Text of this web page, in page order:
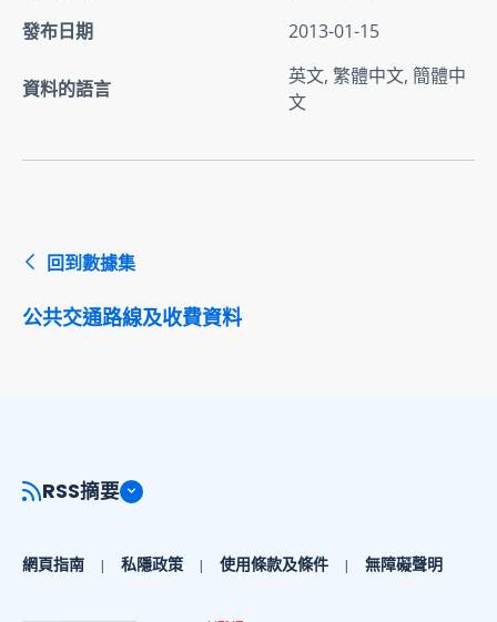
發布日期
2013-01-15
資料的語言
英文, 繁體中文, 簡體中
文
回到數據集
公共交通路線及收費資料
RSS摘要
網頁指南 私隱政策 使用條款及條件 無障礙聲明